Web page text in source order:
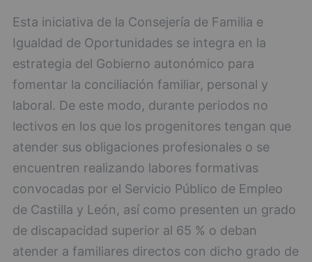
Esta iniciativa de la Consejería de Familia e
Igualdad de Oportunidades se integra en la
estrategia del Gobierno autonómico para
fomentar la conciliación familiar, personal y
laboral. De este modo, durante periodos no
lectivos en los que los progenitores tengan que
atender sus obligaciones profesionales o se
encuentren realizando labores formativas
convocadas por el Servicio Público de Empleo
de Castilla y León, así como presenten un grado
de discapacidad superior al 65 % o deban
atender a familiares directos con dicho grado de